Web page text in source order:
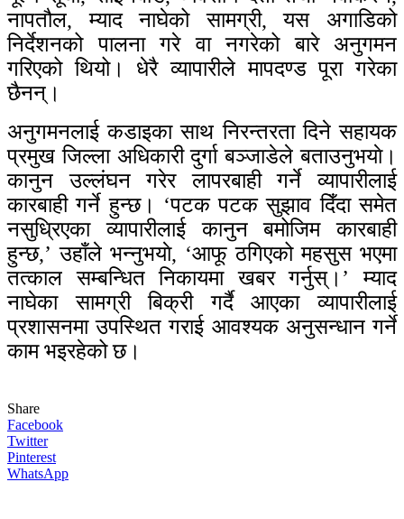
नापतौल, म्याद नाघेको सामग्री, यस अगाडिको
निर्देशनको पालना गरे वा नगरेको बारे अनुगमन
गरिएको थियो। धेरै व्यापारीले मापदण्ड पूरा गरेका
छैनन्।
अनुगमनलाई कडाइका साथ निरन्तरता दिने सहायक
प्रमुख जिल्ला अधिकारी दुर्गा बञ्जाडेले बताउनुभयाे।
कानुन उल्लंघन गरेर लापरबाही गर्ने व्यापारीलाई
कारबाही गर्ने हुन्छ। ‘पटक पटक सुझाव दिँदा समेत
नसुध्रिएका व्यापारीलाई कानुन बमोजिम कारबाही
हुन्छ,’ उहाँले भन्नुभयाे, ‘आफू ठगिएको महसुस भएमा
तत्काल सम्बन्धित निकायमा खबर गर्नुस्।’ म्याद
नाघेका सामग्री बिक्री गर्दै आएका व्यापारीलाई
प्रशासनमा उपस्थित गराई आवश्यक अनुसन्धान गर्ने
काम भइरहेको छ।
Share
Facebook
Twitter
Pinterest
WhatsApp